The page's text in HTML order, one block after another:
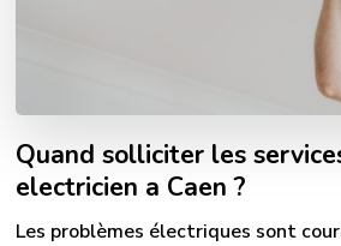
Quand solliciter les
electricien a Caen ?
Les problèmes électriques sont